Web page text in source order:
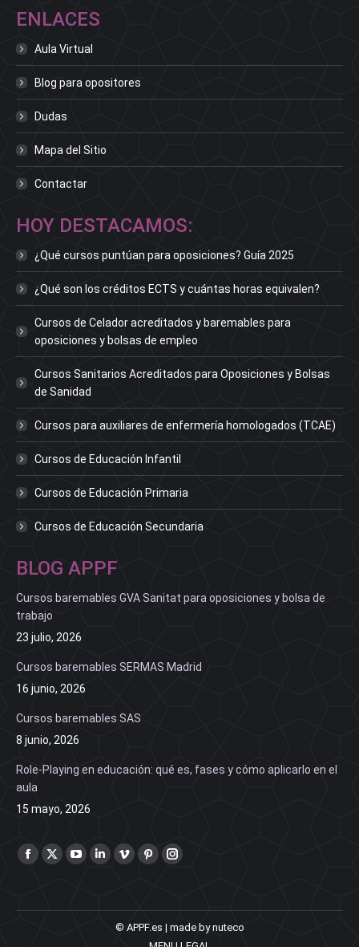
ENLACES
Aula Virtual
Blog para opositores
Dudas
Mapa del Sitio
Contactar
HOY DESTACAMOS:
¿Qué cursos puntúan para oposiciones? Guía 2025
¿Qué son los créditos ECTS y cuántas horas equivalen?
Cursos de Celador acreditados y baremables para
oposiciones y bolsas de empleo
Cursos Sanitarios Acreditados para Oposiciones y Bolsas
de Sanidad
Cursos para auxiliares de enfermería homologados (TCAE)
Cursos de Educación Infantil
Cursos de Educación Primaria
Cursos de Educación Secundaria
BLOG APPF
Cursos baremables GVA Sanitat para oposiciones y bolsa de
trabajo
23 julio, 2026
Cursos baremables SERMAS Madrid
16 junio, 2026
Cursos baremables SAS
8 junio, 2026
Role-Playing en educación: qué es, fases y cómo aplicarlo en el
aula
15 mayo, 2026
Find us on:
Facebook
X
YouTubeLinkedinVimeo
in
Pinterest
in
Instagram
in
© APPF.es | made by nuteco